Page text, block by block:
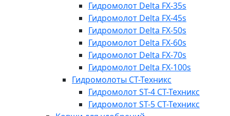
Гидромолот Delta FX-35s
Гидромолот Delta FX-45s
Гидромолот Delta FX-50s
Гидромолот Delta FX-60s
Гидромолот Delta FX-70s
Гидромолот Delta FX-100s
Гидромолоты СТ-Техникс
Гидромолот ST-4 СТ-Техникс
Гидромолот ST-5 СТ-Техникс